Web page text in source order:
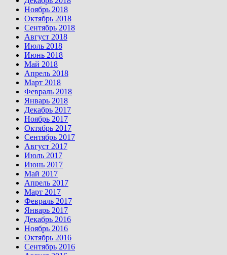
Ноябрь 2018
Октябрь 2018
Сентябрь 2018
Август 2018
Июль 2018
Июнь 2018
Май 2018
Апрель 2018
Март 2018
Февраль 2018
Январь 2018
Декабрь 2017
Ноябрь 2017
Октябрь 2017
Сентябрь 2017
Август 2017
Июль 2017
Июнь 2017
Май 2017
Апрель 2017
Март 2017
Февраль 2017
Январь 2017
Декабрь 2016
Ноябрь 2016
Октябрь 2016
Сентябрь 2016